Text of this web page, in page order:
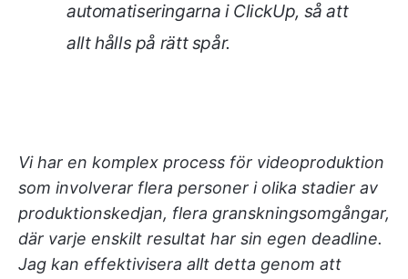
automatiseringarna i ClickUp, så att
allt hålls på rätt spår.
Vi har en komplex process för videoproduktion
som involverar flera personer i olika stadier av
produktionskedjan, flera granskningsomgångar,
där varje enskilt resultat har sin egen deadline.
Jag kan effektivisera allt detta genom att